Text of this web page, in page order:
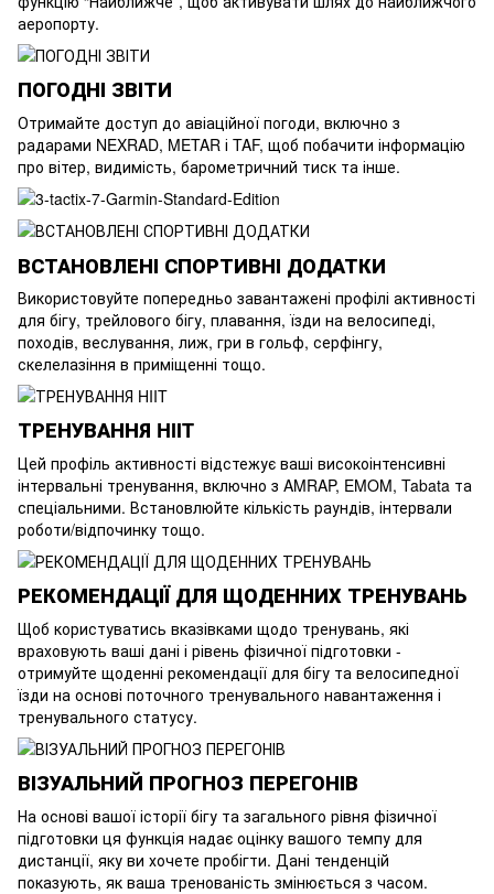
аеропорту.
ПОГОДНІ ЗВІТИ
Отримайте доступ до авіаційної погоди, включно з
радарами NEXRAD, METAR і TAF, щоб побачити інформацію
про вітер, видимість, барометричний тиск та інше.
ВСТАНОВЛЕНІ СПОРТИВНІ ДОДАТКИ
Використовуйте попередньо завантажені профілі активності
для бігу, трейлового бігу, плавання, їзди на велосипеді,
походів, веслування, лиж, гри в гольф, серфінгу,
скелелазіння в приміщенні тощо.
ТРЕНУВАННЯ HIIT
Цей профіль активності відстежує ваші високоінтенсивні
інтервальні тренування, включно з AMRAP, EMOM, Tabata та
спеціальними. Встановлюйте кількість раундів, інтервали
роботи/відпочинку тощо.
РЕКОМЕНДАЦІЇ ДЛЯ ЩОДЕННИХ ТРЕНУВАНЬ
Щоб користуватись вказівками щодо тренувань, які
враховують ваші дані і рівень фізичної підготовки -
отримуйте щоденні рекомендації для бігу та велосипедної
їзди на основі поточного тренувального навантаження і
тренувального статусу.
ВІЗУАЛЬНИЙ ПРОГНОЗ ПЕРЕГОНІВ
На основі вашої історії бігу та загального рівня фізичної
підготовки ця функція надає оцінку вашого темпу для
дистанції, яку ви хочете пробігти. Дані тенденцій
показують, як ваша тренованість змінюється з часом.